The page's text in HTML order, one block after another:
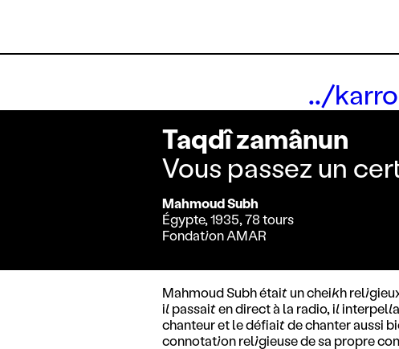
../
Taqdî zamânun
Vous passez un
Mahmoud Subh
Égypte, 1935, 78 tours
Fondation AMAR
Mahmoud Subh était un cheikh
il passait en direct à la radio, il
chanteur et le défiait de chanter aussi
connotation religieuse de sa propre